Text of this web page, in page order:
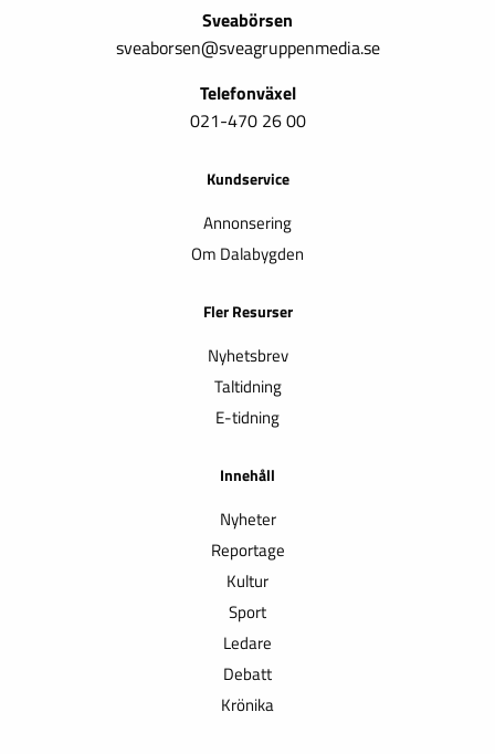
Sveabörsen
sveaborsen@sveagruppenmedia.se
Telefonväxel
021-470 26 00
Kundservice
Annonsering
Om Dalabygden
Fler Resurser
Nyhetsbrev
Taltidning
E-tidning
Innehåll
Nyheter
Reportage
Kultur
Sport
Ledare
Debatt
Krönika